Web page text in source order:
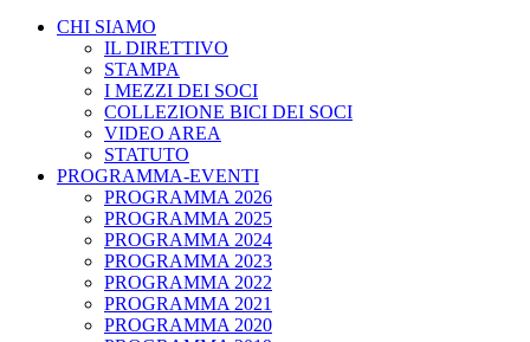
CHI SIAMO
IL DIRETTIVO
STAMPA
I MEZZI DEI SOCI
COLLEZIONE BICI DEI SOCI
VIDEO AREA
STATUTO
PROGRAMMA-EVENTI
PROGRAMMA 2026
PROGRAMMA 2025
PROGRAMMA 2024
PROGRAMMA 2023
PROGRAMMA 2022
PROGRAMMA 2021
PROGRAMMA 2020